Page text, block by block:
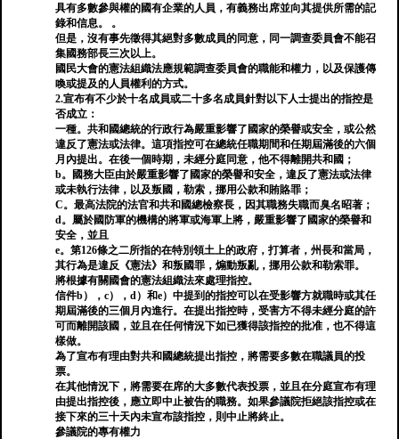
具有多數參與權的國有企業的人員，有義務出席並向其提供所需的記
錄和信息。 。
但是，沒有事先徵得其絕對多數成員的同意，同一調查委員會不能召
集國務部長三次以上。
國民大會的憲法組織法應規範調查委員會的職能和權力，以及保護傳
喚或提及的人員權利的方式。
2.宣布有不少於十名成員或二十多名成員針對以下人士提出的指控是
否成立：
一種。共和國總統的行政行為嚴重影響了國家的榮譽或安全，或公然
違反了憲法或法律。這項指控可在總統任職期間和任期屆滿後的六個
月內提出。在後一個時期，未經分庭同意，他不得離開共和國；
b。國務大臣由於嚴重影響了國家的榮譽和安全，違反了憲法或法律
或未執行法律，以及叛國，勒索，挪用公款和賄賂罪；
C。最高法院的法官和共和國總檢察長，因其職務失職而臭名昭著；
d。屬於國防軍的機構的將軍或海軍上將，嚴重影響了國家的榮譽和
安全，並且
e。第126條之二所指的在特別領土上的政府，打算者，州長和當局，
其行為是違反《憲法》和叛國罪，煽動叛亂，挪用公款和勒索罪。
將根據有關國會的憲法組織法來處理指控。
信件b），c），d）和e）中提到的指控可以在受影響方就職時或其任
期屆滿後的三個月內進行。在提出指控時，受害方不得未經分庭的許
可而離開該國，並且在任何情況下如已獲得該指控的批准，也不得這
樣做。
為了宣布有理由對共和國總統提出指控，將需要多數在職議員的投
票。
在其他情況下，將需要在席的大多數代表投票，並且在分庭宣布有理
由提出指控後，應立即中止被告的職務。如果參議院拒絕該指控或在
接下來的三十天內未宣布該指控，則中止將終止。
參議院的專有權力